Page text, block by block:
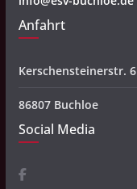
Anfahrt
Kerschensteinerstr. 6
86807 Buchloe
Social Media